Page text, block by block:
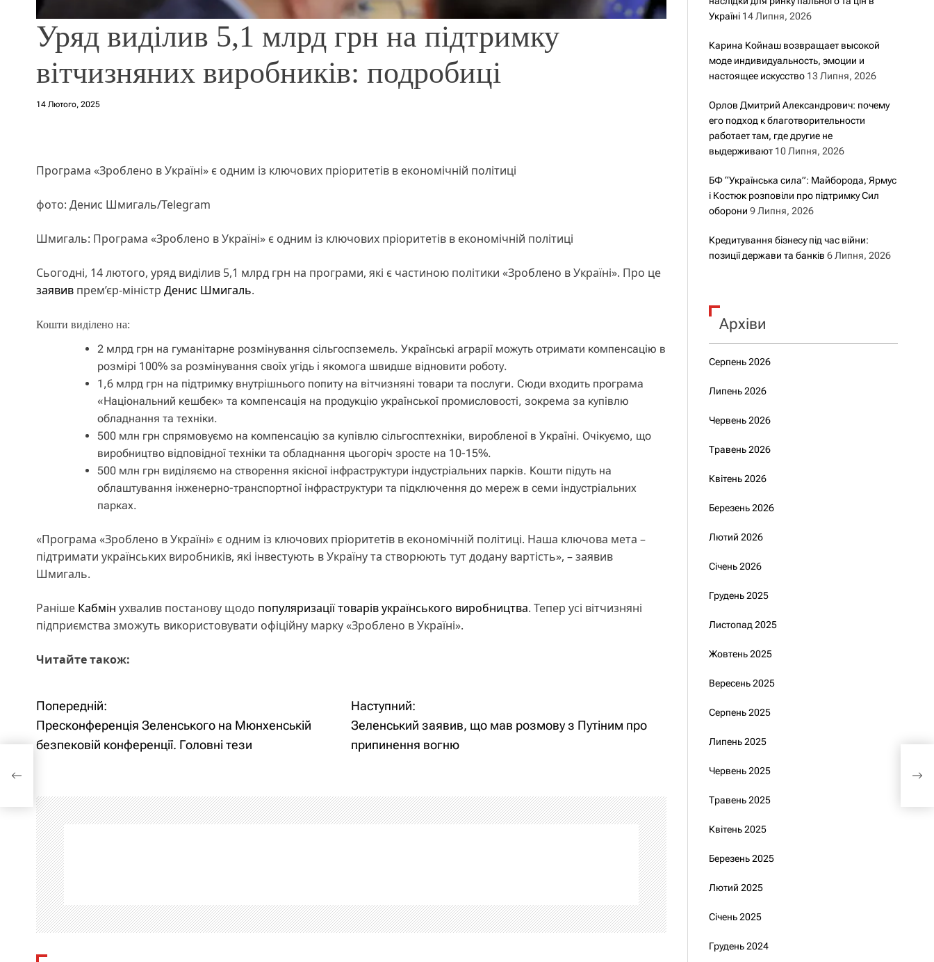
Уряд виділив 5,1 млрд грн на підтримку
вітчизняних виробників: подробиці
14 Лютого, 2025
Програма «Зроблено в Україні» є одним із ключових пріоритетів в економічній політиці
фото: Денис Шмигаль/Telegram
Шмигаль: Програма «Зроблено в Україні» є одним із ключових пріоритетів в економічній політиці
Сьогодні, 14 лютого, уряд виділив 5,1 млрд грн на програми, які є частиною політики «Зроблено в Україні». Про це
заявив прем’єр-міністр Денис Шмигаль.
Кошти виділено на:
2 млрд грн на гуманітарне розмінування сільгоспземель. Українські аграрії можуть отримати компенсацію в
розмірі 100% за розмінування своїх угідь і якомога швидше відновити роботу.
1,6 млрд грн на підтримку внутрішнього попиту на вітчизняні товари та послуги. Сюди входить програма
«Національний кешбек» та компенсація на продукцію української промисловості, зокрема за купівлю
обладнання та техніки.
500 млн грн спрямовуємо на компенсацію за купівлю сільгосптехніки, виробленої в Україні. Очікуємо, що
виробництво відповідної техніки та обладнання цьогоріч зросте на 10-15%.
500 млн грн виділяємо на створення якісної інфраструктури індустріальних парків. Кошти підуть на
облаштування інженерно-транспортної інфраструктури та підключення до мереж в семи індустріальних
парках.
«Програма «Зроблено в Україні» є одним із ключових пріоритетів в економічній політиці. Наша ключова мета –
підтримати українських виробників, які інвестують в Україну та створюють тут додану вартість», – заявив
Шмигаль.
Раніше Кабмін ухвалив постанову щодо популяризації товарів українського виробництва. Тепер усі вітчизняні
підприємства зможуть використовувати офіційну марку «Зроблено в Україні».
Читайте також:
Н
а
і
г
а
ц
і
я
Попередній:
Пресконференція Зеленського на Мюнхенській
безпековій конференції. Головні тези
Наступний:
Зеленський заявив, що мав розмову з Путіним про
припинення вогню
Україні 14 Липня, 2026
Карина Койнаш возвращает высокой
моде индивидуальность, эмоции и
настоящее искусство 13 Липня, 2026
Орлов Дмитрий Александрович: почему
его подход к благотворительности
работает там, где другие не
выдерживают 10 Липня, 2026
БФ “Українська сила”: Майборода, Ярмус
і Костюк розповіли про підтримку Сил
оборони 9 Липня, 2026
Кредитування бізнесу під час війни:
позиції держави та банків 6 Липня, 2026
Архіви
Серпень 2026
Липень 2026
Червень 2026
Травень 2026
Квітень 2026
Березень 2026
Лютий 2026
Січень 2026
Грудень 2025
Листопад 2025
Жовтень 2025
Вересень 2025
Серпень 2025
Липень 2025
Червень 2025
Травень 2025
Квітень 2025
Березень 2025
Лютий 2025
Січень 2025
Грудень 2024
з